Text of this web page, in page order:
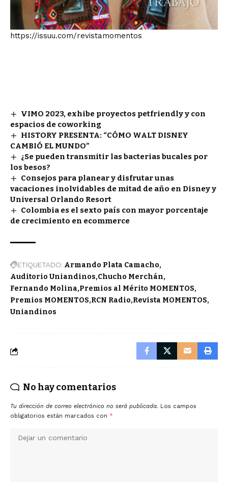
https://issuu.com/revistamomentos
VIMO 2023, exhibe proyectos petfriendly y con
espacios de coworking
HISTORY PRESENTA: “CÓMO WALT DISNEY
CAMBIÓ EL MUNDO”
¿Se pueden transmitir las bacterias bucales por
los besos?
Consejos para planear y disfrutar unas
vacaciones inolvidables de mitad de año en Disney y
Universal Orlando Resort
Colombia es el sexto país con mayor porcentaje
de crecimiento en ecommerce
ETIQUETADO: Armando Plata Camacho
Auditorio Uniandinos Chucho Merchán
Fernando Molina Premios al Mérito MOMENTOS
Premios MOMENTOS RCN Radio Revista MOMENTOS
Uniandinos
No hay comentarios
Tu dirección de correo electrónico no será publicada. Los campos
obligatorios están marcados con *